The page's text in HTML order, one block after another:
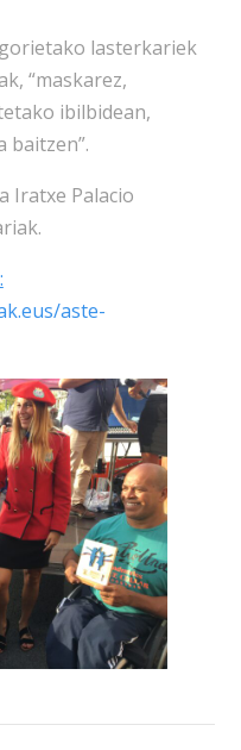
lasterkariek
“maskarez,
ibilbidean,
baitzen”.
Iratxe Palacio
aste-